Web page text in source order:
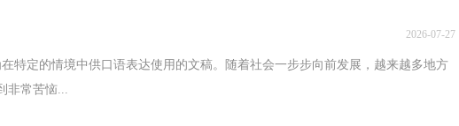
2026-07-27
特定的情境中供口语表达使用的文稿。随着社会一步步向前发展，越来越多地方
非常苦恼...